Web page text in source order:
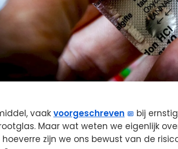
vaak voorgeschreven
bij
Maar wat weten we eigenlijk
hoeverre zijn we ons bewust van de